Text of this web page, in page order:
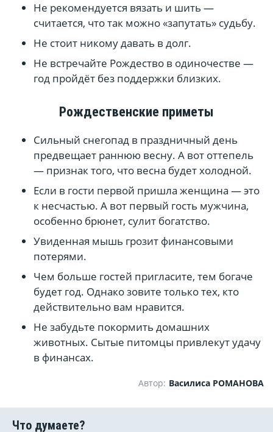
Не рекомендуется вязать и шить —
считается, что так можно «запутать» судьбу.
Не стоит никому давать в долг.
Не встречайте Рождество в одиночестве —
год пройдёт без поддержки близких.
Рождественские приметы
Сильный снегопад в праздничный день
предвещает раннюю весну. А вот оттепель
— признак того, что весна будет холодной.
Если в гости первой пришла женщина — это
к несчастью. А вот первый гость мужчина,
особенно брюнет, сулит богатство.
Увиденная мышь грозит финансовыми
потерями.
Чем больше гостей пригласите, тем богаче
будет год. Однако зовите только тех, кто
действительно вам нравится.
Не забудьте покормить домашних
животных. Сытые питомцы привлекут удачу
в финансах.
Автор: Василиса РОМАНОВА